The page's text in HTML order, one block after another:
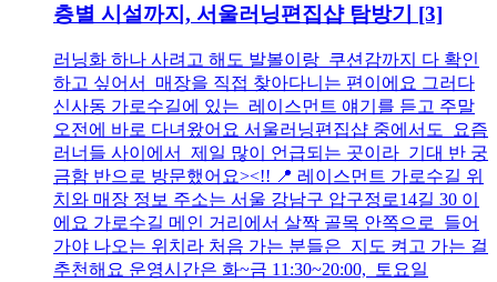
층별 시설까지, 서울러닝편집샵 탐방기 [3]
러닝화 하나 사려고 해도 발볼이랑 쿠션감까지 다 확인
하고 싶어서 매장을 직접 찾아다니는 편이에요 그러다
신사동 가로수길에 있는 레이스먼트 얘기를 듣고 주말
오전에 바로 다녀왔어요 서울러닝편집샵 중에서도 요즘
러너들 사이에서 제일 많이 언급되는 곳이라 기대 반 궁
금함 반으로 방문했어요><!! 📍 레이스먼트 가로수길 위
치와 매장 정보 주소는 서울 강남구 압구정로14길 30 이
에요 가로수길 메인 거리에서 살짝 골목 안쪽으로 들어
가야 나오는 위치라 처음 가는 분들은 지도 켜고 가는 걸
추천해요 운영시간은 화~금 11:30~20:00, 토요일